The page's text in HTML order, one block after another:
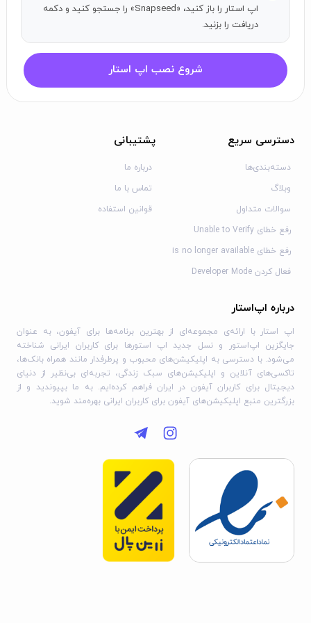
اپ استار را باز کنید، «Snapseed» را جستجو کنید و دکمه
دریافت را بزنید.
شروع نصب اپ استار
دسترسی سریع
دسته‌بندی‌ها
وبلاگ
سوالات متداول
رفع خطای Unable to Verify
رفع خطای is no longer available
فعال کردن Developer Mode
پشتیبانی
درباره ما
تماس با ما
قوانین استفاده
درباره اپ‌استار
اپ استار با ارائه‌ی مجموعه‌ای از بهترین برنامه‌ها برای آیفون، به عنوان
جایگزین اپ‌استور و نسل جدید اپ استورها برای کاربران ایرانی شناخته
می‌شود. با دسترسی به اپلیکیشن‌های محبوب و پرطرفدار مانند همراه بانک‌ها،
تاکسی‌های آنلاین و اپلیکیشن‌های سبک زندگی، تجربه‌ای بی‌نظیر از دنیای
دیجیتال برای کاربران آیفون در ایران فراهم کرده‌ایم. به ما بپیوندید و از
بزرگترین منبع اپلیکیشن‌های آیفون برای کاربران ایرانی بهره‌مند شوید.